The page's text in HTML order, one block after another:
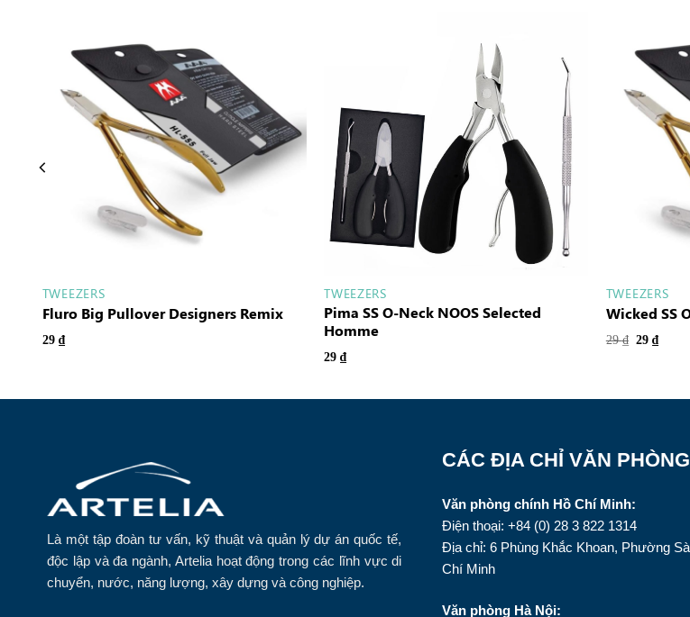
TWEEZERS
Fluro Big Pullover Designers Remix
29 ₫
TWEEZERS
Pima SS O-Neck NOOS Selected
Homme
29₫
TWEEZERS
Wicked SS
29₫ 29₫
Là một tập đoàn tư vấn, kỹ thuật và quản lý dự án quốc tế,
độc lập và đa ngành, Artelia hoạt động trong các lĩnh vực di
chuyển, nước, năng lượng, xây dựng và công nghiệp.
CÁC ĐỊA CHỈ VĂN PHÒNG
Văn phòng chính Hồ Chí Minh:
Điện thoại: +84 (0) 28 3 822 1314
Địa chỉ: 6 Phùng Khắc Khoan, Phường
Chí Minh
Văn phòng Hà Nội: